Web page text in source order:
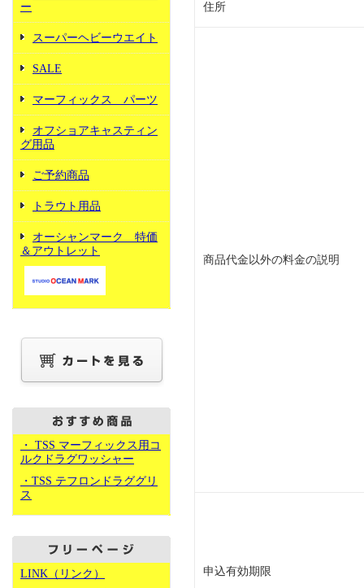
ー
スーパーヘビーウエイト
SALE
マーフィックス パーツ
オフショアキャスティン
グ用品
ご予約商品
トラウト用品
オーシャンマーク 特価
＆アウトレット
・ TSS マーフィックス用コ
ルクドラグワッシャー
・TSS テフロンドラググリ
ス
LINK（リンク）
住所
商品代金以外の料金の説明
申込有効期限